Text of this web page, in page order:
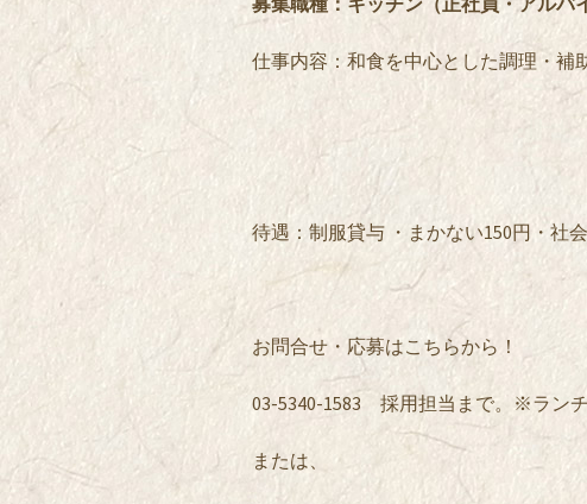
仕事内容：和食を中心とした調理・補
待遇：制服貸与 ・まかない150円・社
お問合せ・応募はこちらから！
03-5340-1583 採用担当まで。※ラン
または、